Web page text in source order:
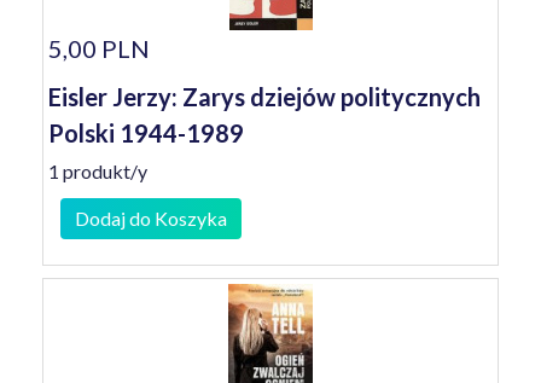
5,00 PLN
Eisler Jerzy: Zarys dziejów politycznych
Polski 1944-1989
1 produkt/y
Dodaj do Koszyka